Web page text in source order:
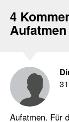
4
Aufatmen. Für